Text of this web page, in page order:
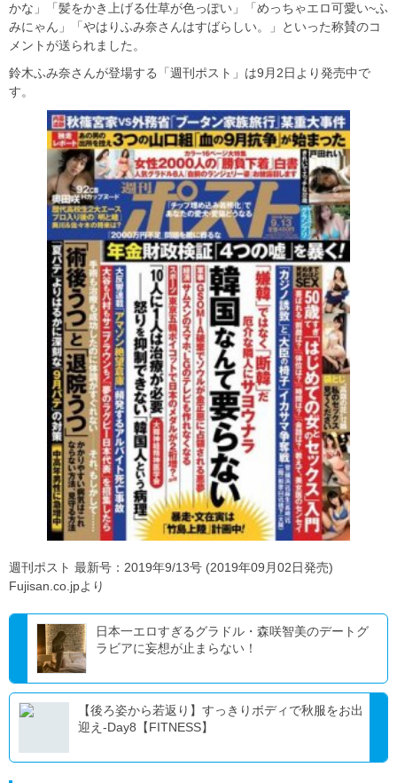
かな」「髪をかき上げる仕草が色っぽい」「めっちゃエロ可愛い~ふ
みにゃん」「やはりふみ奈さんはすばらしい。」といった称賛のコ
メントが送られました。
鈴木ふみ奈さんが登場する「週刊ポスト」は9月2日より発売中で
す。
週刊ポスト 最新号：2019年9/13号 (2019年09月02日発売)
Fujisan.co.jpより
日本一エロすぎるグラドル・森咲智美のデートグ
ラビアに妄想が止まらない！
【後ろ姿から若返り】すっきりボディで秋服をお出
迎え-Day8【FITNESS】